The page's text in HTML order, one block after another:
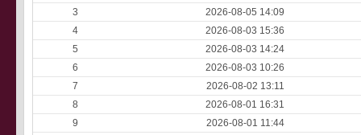
3
2026-08-05 14:09
4
2026-08-03 15:36
5
2026-08-03 14:24
6
2026-08-03 10:26
7
2026-08-02 13:11
8
2026-08-01 16:31
9
2026-08-01 11:44